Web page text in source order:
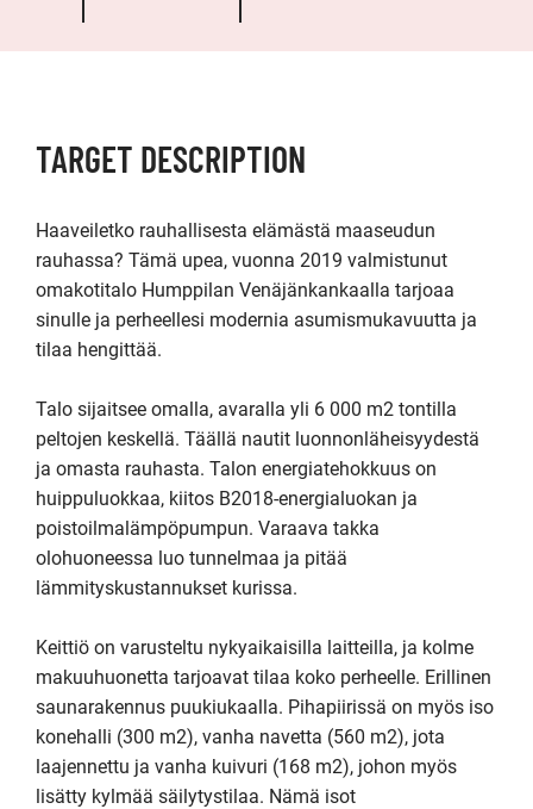
TARGET DESCRIPTION
Haaveiletko rauhallisesta elämästä maaseudun
rauhassa? Tämä upea, vuonna 2019 valmistunut
omakotitalo Humppilan Venäjänkankaalla tarjoaa
sinulle ja perheellesi modernia asumismukavuutta ja
tilaa hengittää.
Talo sijaitsee omalla, avaralla yli 6 000 m2 tontilla
peltojen keskellä. Täällä nautit luonnonläheisyydestä
ja omasta rauhasta. Talon energiatehokkuus on
huippuluokkaa, kiitos B2018-energialuokan ja
poistoilmalämpöpumpun. Varaava takka
olohuoneessa luo tunnelmaa ja pitää
lämmityskustannukset kurissa.
Keittiö on varusteltu nykyaikaisilla laitteilla, ja kolme
makuuhuonetta tarjoavat tilaa koko perheelle. Erillinen
saunarakennus puukiukaalla. Pihapiirissä on myös iso
konehalli (300 m2), vanha navetta (560 m2), jota
laajennettu ja vanha kuivuri (168 m2), johon myös
lisätty kylmää säilytystilaa. Nämä isot